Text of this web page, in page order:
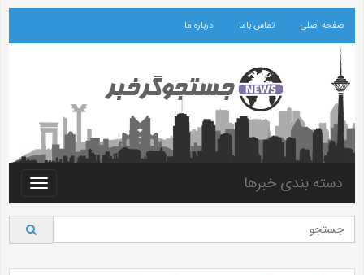
صفحه اصلی تماس باما درباره ما
Toggle
دسته بندی خبرها